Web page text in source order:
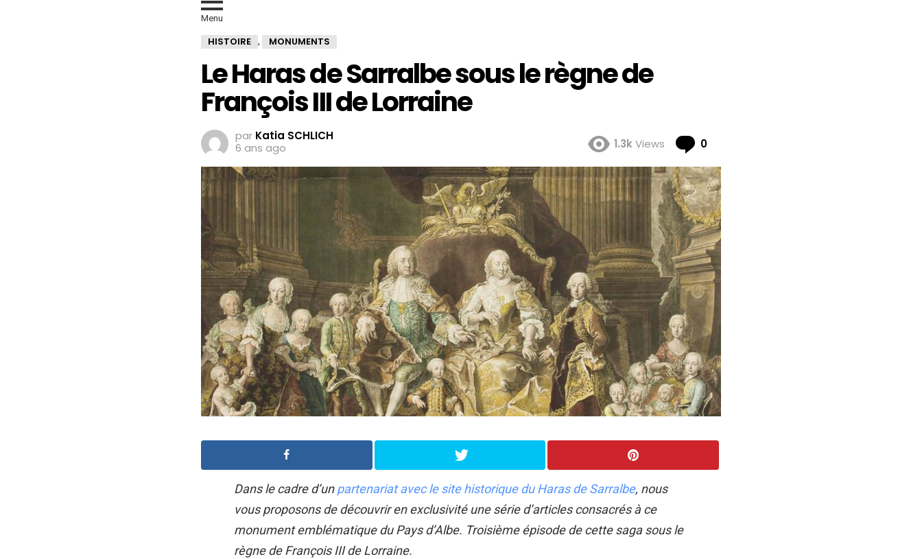
Menu
HISTOIRE , MONUMENTS
Le Haras de Sarralbe sous le règne de
François III de Lorraine
par Katia SCHLICH
6 ans ago
1.3kViews 0
Dans le cadre d’unpartenariat avec le site historique du Haras de Sarralbe, nous
vous proposons de découvrir en exclusivité une série d’articles consacrés à ce
monument emblématique du Pays d’Albe. Troisième épisode de cette saga sous le
règne de François III de Lorraine.